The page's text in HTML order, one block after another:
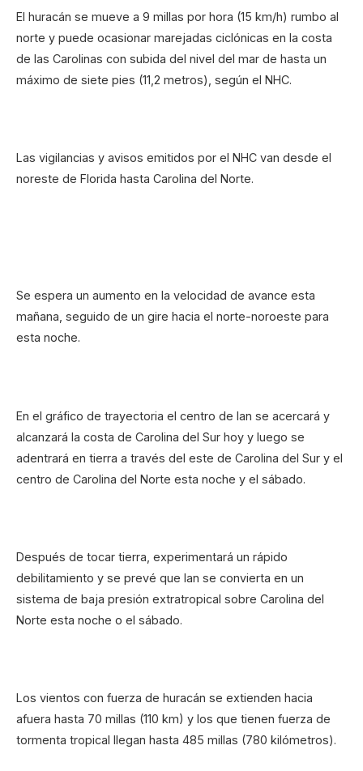
El huracán se mueve a 9 millas por hora (15 km/h) rumbo al
norte y puede ocasionar marejadas ciclónicas en la costa
de las Carolinas con subida del nivel del mar de hasta un
máximo de siete pies (11,2 metros), según el NHC.
Las vigilancias y avisos emitidos por el NHC van desde el
noreste de Florida hasta Carolina del Norte.
Se espera un aumento en la velocidad de avance esta
mañana, seguido de un gire hacia el norte-noroeste para
esta noche.
En el gráfico de trayectoria el centro de Ian se acercará y
alcanzará la costa de Carolina del Sur hoy y luego se
adentrará en tierra a través del este de Carolina del Sur y el
centro de Carolina del Norte esta noche y el sábado.
Después de tocar tierra, experimentará un rápido
debilitamiento y se prevé que Ian se convierta en un
sistema de baja presión extratropical sobre Carolina del
Norte esta noche o el sábado.
Los vientos con fuerza de huracán se extienden hacia
afuera hasta 70 millas (110 km) y los que tienen fuerza de
tormenta tropical llegan hasta 485 millas (780 kilómetros).